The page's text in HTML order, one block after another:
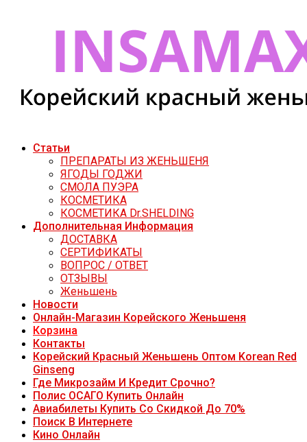
Статьи
ПРЕПАРАТЫ ИЗ ЖЕНЬШЕНЯ
ЯГОДЫ ГОДЖИ
СМОЛА ПУЭРА
КОСМЕТИКА
КОСМЕТИКА Dr.SHELDING
Дополнительная Информация
ДОСТАВКА
СЕРТИФИКАТЫ
ВОПРОС / ОТВЕТ
ОТЗЫВЫ
Женьшень
Новости
Онлайн-Магазин Корейского Женьшеня
Корзина
Контакты
Корейский Красный Женьшень Оптом Korean Red
Ginseng
Где Микрозайм И Кредит Срочно?
Полис ОСАГО Купить Онлайн
Авиабилеты Купить Со Скидкой До 70%
Поиск В Интернете
Кино Онлайн